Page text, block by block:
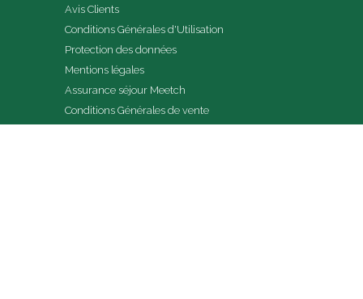
Avis Clients
Conditions Générales d'Utilisation
Protection des données
Mentions légales
Assurance séjour Meetch
Conditions Générales de vente